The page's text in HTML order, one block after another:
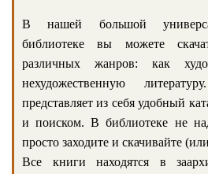
В нашей большой
библиотеке вы можете
различных жанров: как
нехудожественную
представляет из себя удобный
и поиском. В библиотеке не
просто заходите и скачивайте
Все книги находятся в